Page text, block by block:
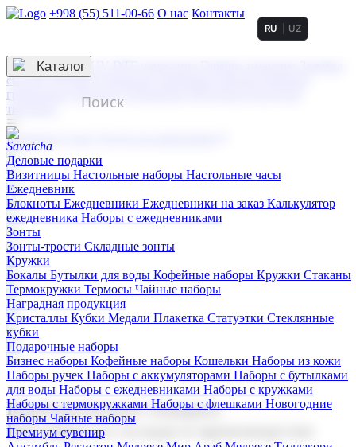
+998 (55) 511-00-66 О нас Контакты
3D гравировка
смолой (Doming)
гравировка твердая
тиснение
RU UZ
☰
Контакты
Каталог
Деловые подарки
Визитницы Настольные наборы Настольные часы
Ежедневник
Блокноты Ежедневники Ежедневники на заказ Калькулятор
ежедневника Наборы с ежедневниками
Зонты
Зонты-трости Складные зонты
Кружки
Бокалы Бутылки для воды Кофейные наборы Кружки Стаканы
Термокружки Термосы Чайные наборы
Наградная продукция
Kристаллы Кубки Медали Плакетка Статуэтки Стеклянные
кубки
Подарочные наборы
Бизнес наборы Кофейные наборы Кошельки Наборы из кожи
Наборы ручек Наборы с аккумуляторами Наборы с бутылками
для воды Наборы с ежедневниками Наборы с кружками
Наборы с термокружками Наборы с флешками Новогодние
наборы Чайные наборы
Премиум сувенир
Корпоративные подарки
Поставка со склада и производство